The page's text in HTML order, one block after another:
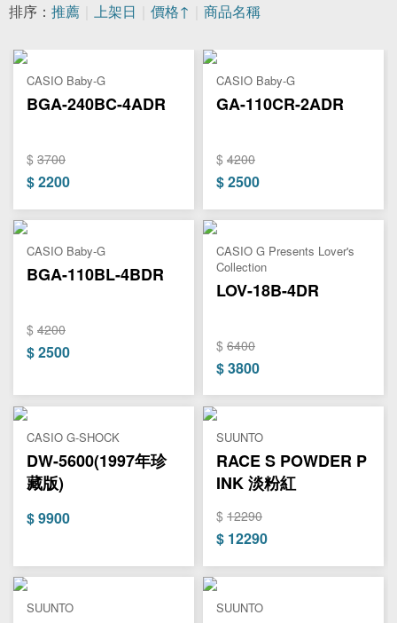
排序： 推薦 上架日 價格↑ 商品名稱
CASIO Baby-G
BGA-240BC-4ADR
$ 3700
$2200
CASIO Baby-G
GA-110CR-2ADR
$ 4200
$2500
CASIO Baby-G
BGA-110BL-4BDR
$ 4200
$2500
CASIO G Presents Lover's
Collection
LOV-18B-4DR
$ 6400
$3800
CASIO G-SHOCK
DW-5600(1997年珍
藏版)
$9900
SUUNTO
RACE S POWDER P
INK 淡粉紅
$ 12290
$ 12290
SUUNTO SUUNTO